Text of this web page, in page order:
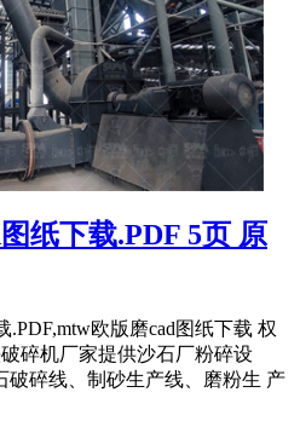
纸下载.PDF 5页 原
.PDF,mtw欧版磨cad图纸下载 权
碎机厂家提供沙石厂粉碎设
破碎线、制砂生产线、磨粉生 产